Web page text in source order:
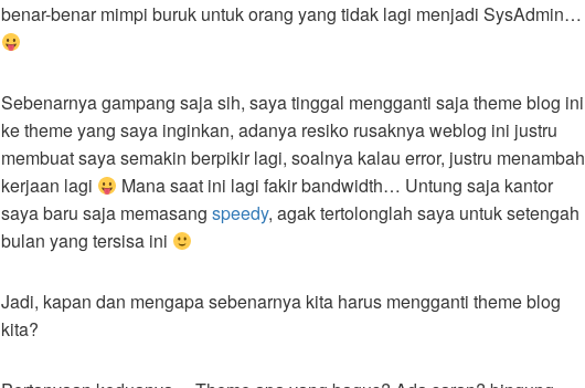
benar-benar mimpi buruk untuk orang yang tidak lagi menjadi SysAdmin…
Sebenarnya gampang saja sih, saya tinggal mengganti saja theme blog ini
ke theme yang saya inginkan, adanya resiko rusaknya weblog ini justru
membuat saya semakin berpikir lagi, soalnya kalau error, justru menambah
kerjaan lagi
Mana saat ini lagi fakir bandwidth… Untung saja kantor
saya baru saja memasang speedy, agak tertolonglah saya untuk setengah
bulan yang tersisa ini
Jadi, kapan dan mengapa sebenarnya kita harus mengganti theme blog
kita?